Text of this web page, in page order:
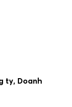
ty, Doanh